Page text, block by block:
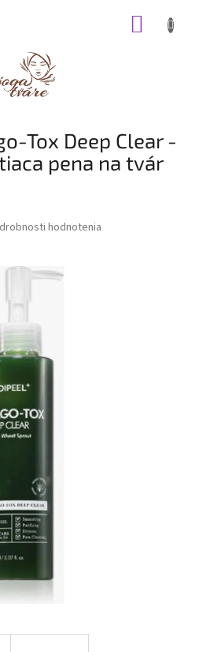
Tox Deep Clear -
pena na tvár
hodnotenia